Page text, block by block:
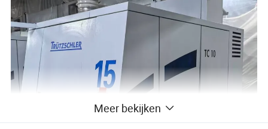
Meer bekijken